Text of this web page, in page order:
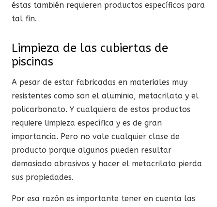
éstas también requieren productos específicos para
tal fin.
Limpieza de las cubiertas de
piscinas
A pesar de estar fabricadas en materiales muy
resistentes como son el aluminio, metacrilato y el
policarbonato. Y cualquiera de estos productos
requiere limpieza específica y es de gran
importancia. Pero no vale cualquier clase de
producto porque algunos pueden resultar
demasiado abrasivos y hacer el metacrilato pierda
sus propiedades.
Por esa razón es importante tener en cuenta las